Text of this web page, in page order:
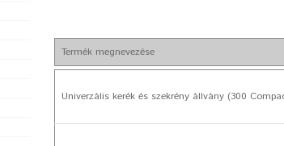
Termék megnevezése
Univerzális kerék és szekrény állvány (300